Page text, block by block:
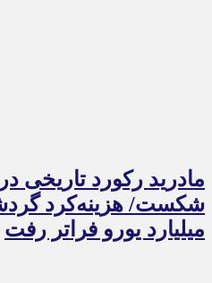
مادرید رکورد تاریخی
میلیارد یورو فراتر رفت